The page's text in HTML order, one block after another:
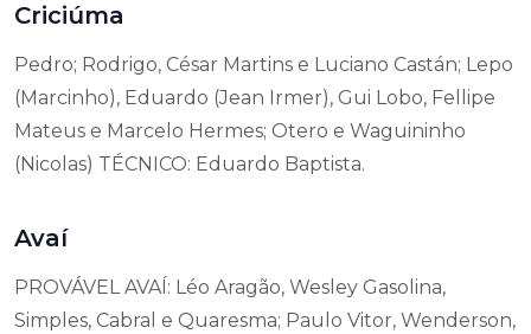
Criciúma
Pedro; Rodrigo, César Martins e Luciano Castán; Lepo
(Marcinho), Eduardo (Jean Irmer), Gui Lobo, Fellipe
Mateus e Marcelo Hermes; Otero e Waguininho
(Nicolas) TÉCNICO: Eduardo Baptista.
Avaí
PROVÁVEL AVAÍ: Léo Aragão, Wesley Gasolina,
Simples, Cabral e Quaresma; Paulo Vitor, Wenderson,